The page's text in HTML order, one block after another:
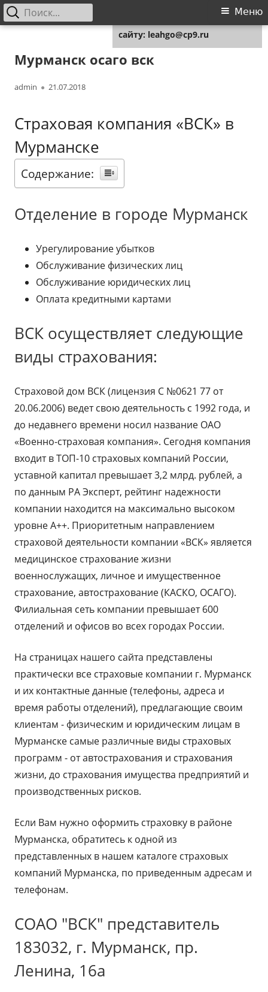
содержимому
Основное
Меню
Найти:
Мурманск осаго вск
Автор
admin Опубликовано
21.07.2018
Страховая компания «ВСК» в
Мурманске
Содержание:
Отделение в городе Мурманск
Урегулирование убытков
Обслуживание физических лиц
Обслуживание юридических лиц
Оплата кредитными картами
ВСК осуществляет следующие
виды страхования:
Страховой дом ВСК (лицензия С №0621 77 от
20.06.2006) ведет свою деятельность с 1992 года, и
до недавнего времени носил название ОАО
«Военно-страховая компания». Сегодня компания
входит в ТОП-10 страховых компаний России,
уставной капитал превышает 3,2 млрд. рублей, а
по данным РА Эксперт, рейтинг надежности
компании находится на максимально высоком
уровне А++. Приоритетным направлением
страховой деятельности компании «ВСК» является
медицинское страхование жизни
военнослужащих, личное и имущественное
страхование, автострахование (КАСКО, ОСАГО).
Филиальная сеть компании превышает 600
отделений и офисов во всех городах России.
На страницах нашего сайта представлены
практически все страховые компании г. Мурманск
и их контактные данные (телефоны, адреса и
время работы отделений), предлагающие своим
клиентам - физическим и юридическим лицам в
Мурманске самые различные виды страховых
программ - от автострахования и страхования
жизни, до страхования имущества предприятий и
производственных рисков.
Если Вам нужно оформить страховку в районе
Мурманска, обратитесь к одной из
представленных в нашем каталоге страховых
компаний Мурманска, по приведенным адресам и
телефонам.
СОАО "ВСК" представитель
183032, г. Мурманск, пр.
Ленина, 16а
сайту: leahgo@cp9.ru